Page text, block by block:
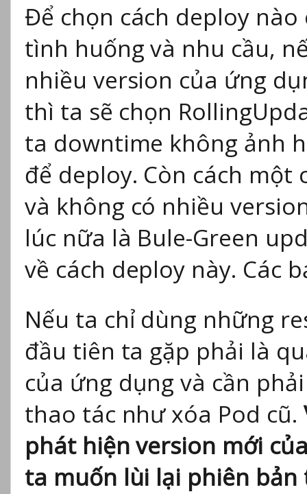
Để chọn cách deploy
tình huống và nhu cầu,
nhiều version của ứng
thì ta sẽ chọn
ta downtime không ảnh
để deploy. Còn cách
và không có nhiều
lúc nữa là Bule-Green
về cách deploy này. Các
Nếu ta chỉ dùng những
đầu tiên ta gặp phải là
của ứng dụng và cần
thao tác như xóa Pod cũ.
phát hiện version mới
ta muốn lùi lại phiên